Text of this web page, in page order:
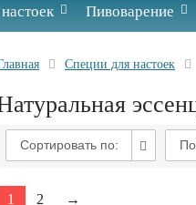
Пивоварение
Специи для настоек
Сортировать по:
1 2 →